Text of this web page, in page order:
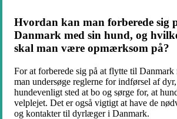
Hvordan kan man forberede sig
Danmark med sin hund, og
skal man være opmærksom på?
For at forberede sig på at flytte til Danmark
man undersøge reglerne for indførsel af
hundevenligt sted at bo og sørge for, at
velplejet. Det er også vigtigt at have de
og kontakter til dyrlæger i Danmark.